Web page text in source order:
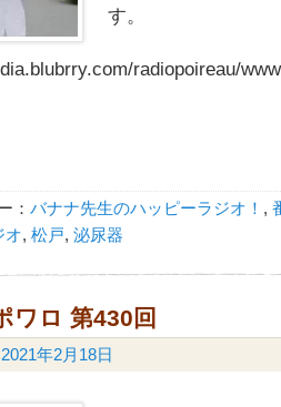
す。
radiopoireau/
： バナナ先生のハッピーラジオ！ ,
オ, 松戸, 泌尿器
ワロ 第430回
2021年2月18日